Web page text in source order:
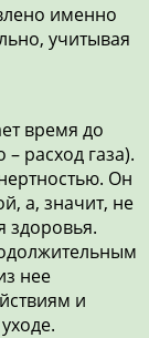
именно
учитывая
время до
расход газа).
Он
а, значит, не
здоровья.
нее
и